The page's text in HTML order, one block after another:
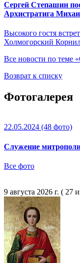
Сергей Степашин
Архистратига
Высокого гостя
Холмогорский
Все новости по теме
Возврат к списку
Фотогалерея
22.05.2024 (48 фото)
Служение
Все фото
9 августа 2026 г. ( 27